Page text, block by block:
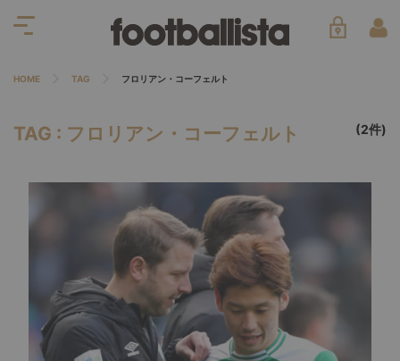
HOME TAG フロリアン・コーフェルト
TAG : フロリアン・コーフェルト (2件)